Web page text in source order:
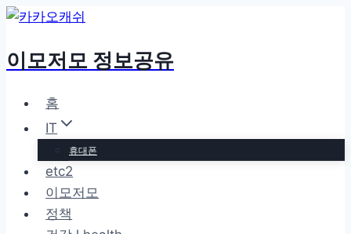
Skip
content
이모저모 정보공유
홈
IT
휴대폰
etc2
이모저모
정책